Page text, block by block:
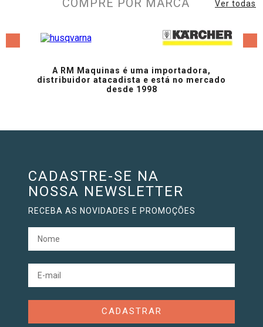
COMPRE POR MARCA Ver todas
A RM Maquinas é uma importadora,
distribuidor atacadista e está no mercado
desde 1998
CADASTRE-SE NA
NOSSA NEWSLETTER
RECEBA AS NOVIDADES E PROMOÇÕES
CADASTRAR